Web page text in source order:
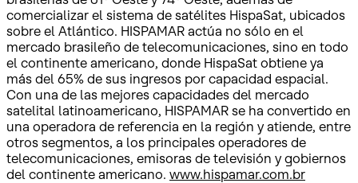
comercializar el sistema de satélites HispaSat, ubicados
sobre el Atlántico. HISPAMAR actúa no sólo en el
mercado brasileño de telecomunicaciones, sino en todo
el continente americano, donde HispaSat obtiene ya
más del 65% de sus ingresos por capacidad espacial.
Con una de las mejores capacidades del mercado
satelital latinoamericano, HISPAMAR se ha convertido en
una operadora de referencia en la región y atiende, entre
otros segmentos, a los principales operadores de
telecomunicaciones, emisoras de televisión y gobiernos
del continente americano. www.hispamar.com.br